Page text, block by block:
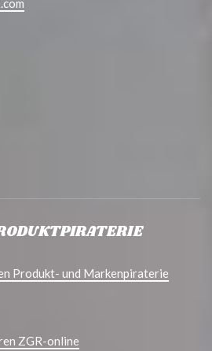
Produkt- und Markenpiraterie
ZGR-online